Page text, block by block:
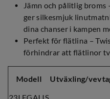
Jämn och pålitlig broms
ger silkesmjuk
dina chanser i kampen
Perfekt för flätlina –
förhindrar att flätlinor
Modell Utväxling/